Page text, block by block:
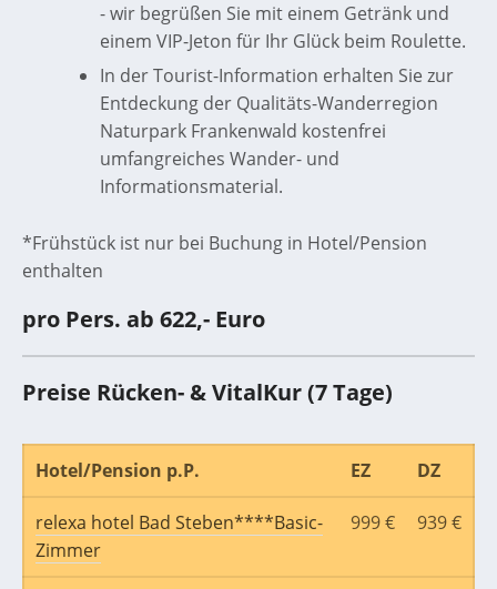
- wir begrüßen Sie mit einem Getränk und
einem VIP-Jeton für Ihr Glück beim Roulette.
In der Tourist-Information erhalten Sie zur
Entdeckung der Qualitäts-Wanderregion
Naturpark Frankenwald kostenfrei
umfangreiches Wander- und
Informationsmaterial.
*Frühstück ist nur bei Buchung in Hotel/Pension
enthalten
pro Pers. ab 622,- Euro
Preise Rücken- & VitalKur (7 Tage)
Hotel/Pension p.P. EZ DZ
relexa hotel Bad Steben****Basic-
Zimmer
999 € 939 €